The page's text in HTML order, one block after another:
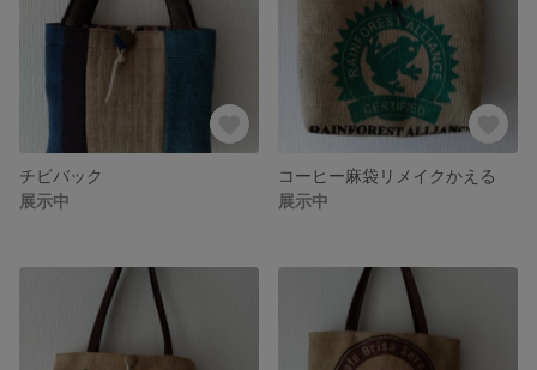
チビバック
展示中
コーヒー麻袋リメイクかえる
展示中